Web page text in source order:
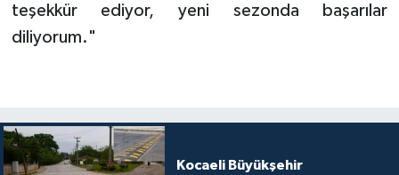
teşekkür ediyor, yeni sezonda başarılar
diliyorum."
Kocaeli Büyükşehir